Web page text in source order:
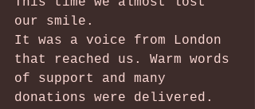
our smile.
It was a voice from London
that reached us. Warm words
of support and many
donations were delivered.